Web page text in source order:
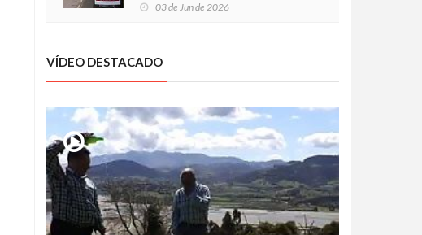
03 de Jun de 2026
VÍDEO DESTACADO